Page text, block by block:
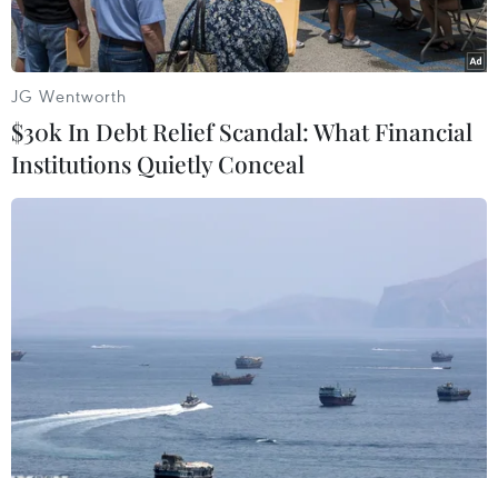
JG Wentworth
$30k In Debt Relief Scandal: What Financial
Institutions Quietly Conceal